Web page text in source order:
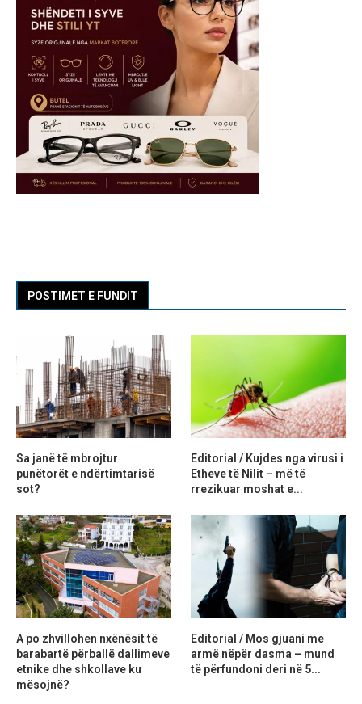
POSTIMET E FUNDIT
Sa janë të mbrojtur
punëtorët e ndërtimtarisë
sot?
Editorial / Kujdes nga virusi i
Etheve të Nilit – më të
rrezikuar moshat e...
A po zhvillohen nxënësit të
barabartë përballë dallimeve
etnike dhe shkollave ku
mësojnë?
Editorial / Mos gjuani me
armë nëpër dasma – mund
të përfundoni deri në 5...